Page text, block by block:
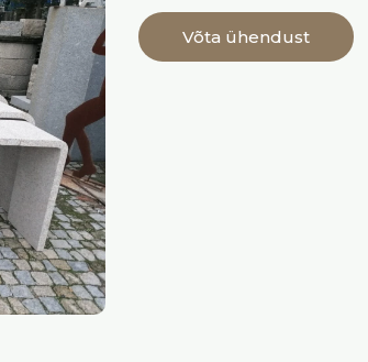
Võta ühendust